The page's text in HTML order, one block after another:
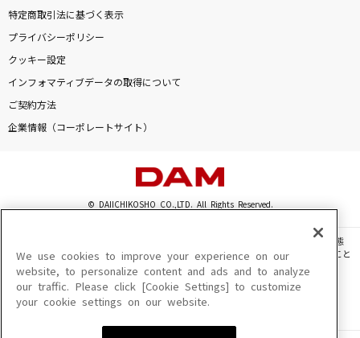
特定商取引法に基づく表示
プライバシーポリシー
クッキー設定
インフォマティブデータの取得について
ご契約方法
企業情報（コーポレートサイト）
© DAIICHIKOSHO CO.,LTD. All Rights Reserved.
このサイトに掲載されている一切の文章・画像・写真・動画・音声等を、手段や形態
を問わず、著作権法の定める範囲を超えて無断で複製、転載、ファイル化などすること
を禁じます。
楽曲及びコンテンツは、機種によりご利用いただけない場合があります。
楽曲及びコンテンツの配信日、配信内容が変更になる場合があります。
We use cookies to improve your experience on our
website, to personalize content and ads and to analyze
our traffic. Please click [Cookie Settings] to customize
your cookie settings on our website.